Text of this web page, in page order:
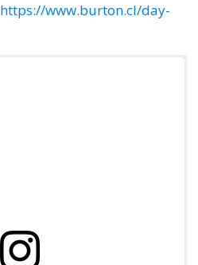
https://www.burton.cl/day-